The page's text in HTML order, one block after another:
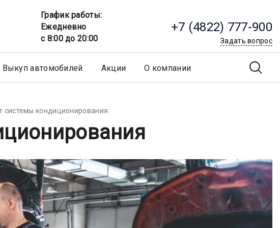
График работы:
Ежедневно
c 8:00 до 20:00
+7 (4822) 777-900
Задать вопрос
Выкуп автомобилей Акции О компании
системы кондиционирования